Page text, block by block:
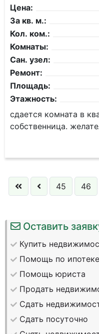
Цена:
За кв. м.:
Кол. ком.:
Комнаты:
Сан. узел:
Ремонт:
Площадь:
Этажность:
сдается комната в
собственница.
45 46
Оставить
Купить
Помощь по ипотеке
Помощь юриста
Продать
Сдать
Сдать посуточно